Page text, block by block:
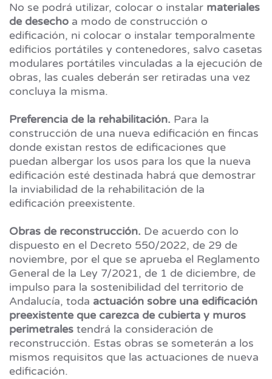
No se podrá utilizar, colocar o instalar materiales
de desecho a modo de construcción o
edificación, ni colocar o instalar temporalmente
edificios portátiles y contenedores, salvo casetas
modulares portátiles vinculadas a la ejecución de
obras, las cuales deberán ser retiradas una vez
concluya la misma.
Preferencia de la rehabilitación. Para la
construcción de una nueva edificación en fincas
donde existan restos de edificaciones que
puedan albergar los usos para los que la nueva
edificación esté destinada habrá que demostrar
la inviabilidad de la rehabilitación de la
edificación preexistente.
Obras de reconstrucción. De acuerdo con lo
dispuesto en el Decreto 550/2022, de 29 de
noviembre, por el que se aprueba el Reglamento
General de la Ley 7/2021, de 1 de diciembre, de
impulso para la sostenibilidad del territorio de
Andalucía, toda actuación sobre una edificación
preexistente que carezca de cubierta y muros
perimetrales tendrá la consideración de
reconstrucción. Estas obras se someterán a los
mismos requisitos que las actuaciones de nueva
edificación.